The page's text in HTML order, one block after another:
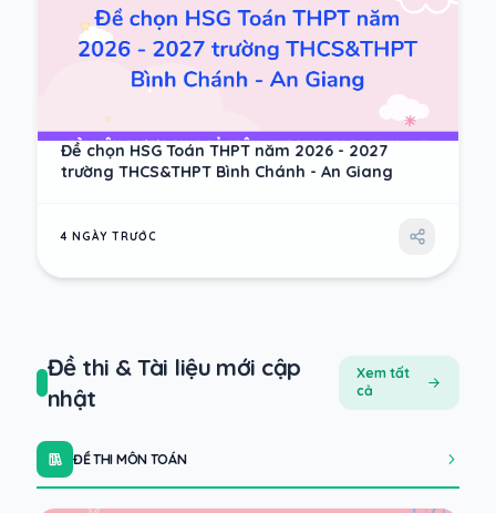
Đề chọn HSG Toán THPT năm 2026 - 2027
trường THCS&THPT Bình Chánh - An Giang
4 NGÀY TRƯỚC
Đề thi & Tài liệu mới cập
nhật
Xem tất
cả
ĐỀ THI MÔN TOÁN